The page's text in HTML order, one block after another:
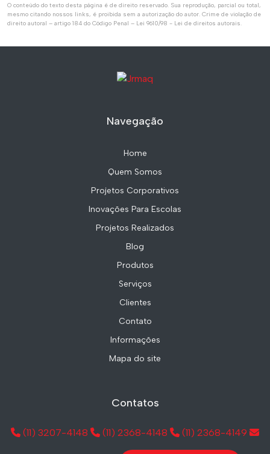
O conteúdo do texto desta página é de direito reservado. Sua reprodução, parcial ou total,
mesmo citando nossos links, é proibida sem a autorização do autor. Crime de violação de
direito autoral – artigo 184 do Código Penal – Lei 9610/98 - Lei de direitos autorais
Navegação
Home
Quem Somos
Projetos Corporativos
Inovações Para Escolas
Projetos Realizados
Blog
Produtos
Serviços
Clientes
Contato
Informações
Mapa do site
Contatos
(11) 3207-4148 (11) 2368-4148 (11) 2368-4149